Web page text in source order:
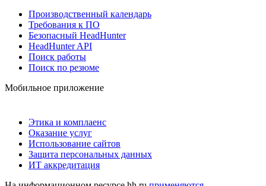
Производственный календарь
Требования к ПО
Безопасный HeadHunter
HeadHunter API
Поиск работы
Поиск по резюме
Мобильное приложение
Этика и комплаенс
Оказание услуг
Использование сайтов
Защита персональных данных
ИТ аккредитация